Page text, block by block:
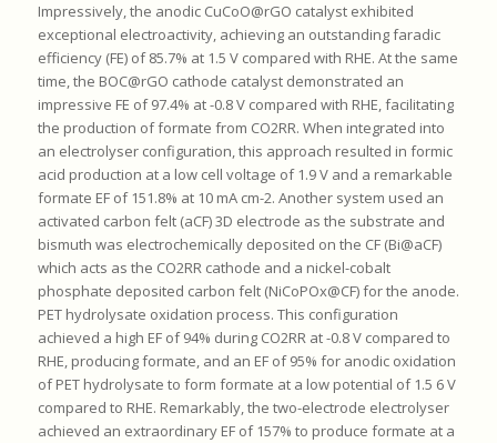
Impressively, the anodic CuCoO@rGO catalyst exhibited
exceptional electroactivity, achieving an outstanding faradic
efficiency (FE) of 85.7% at 1.5 V compared with RHE. At the same
time, the BOC@rGO cathode catalyst demonstrated an
impressive FE of 97.4% at -0.8 V compared with RHE, facilitating
the production of formate from CO2RR. When integrated into
an electrolyser configuration, this approach resulted in formic
acid production at a low cell voltage of 1.9 V and a remarkable
formate EF of 151.8% at 10 mA cm-2. Another system used an
activated carbon felt (aCF) 3D electrode as the substrate and
bismuth was electrochemically deposited on the CF (Bi@aCF)
which acts as the CO2RR cathode and a nickel-cobalt
phosphate deposited carbon felt (NiCoPOx@CF) for the anode.
PET hydrolysate oxidation process. This configuration
achieved a high EF of 94% during CO2RR at -0.8 V compared to
RHE, producing formate, and an EF of 95% for anodic oxidation
of PET hydrolysate to form formate at a low potential of 1.5 6 V
compared to RHE. Remarkably, the two-electrode electrolyser
achieved an extraordinary EF of 157% to produce formate at a